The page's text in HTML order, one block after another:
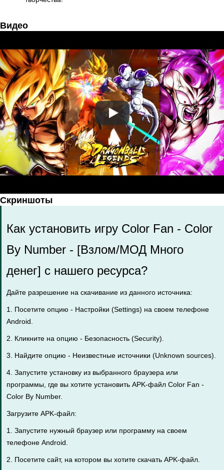
Видео
Скриншоты
Как установить игру Color Fan - Color
By Number - [Взлом/МОД Много
денег] с нашего ресурса?
Дайте разрешение на скачивание из данного источника:
1. Посетите опцию - Настройки (Settings) на своем телефоне
Android.
2. Кликните на опцию - Безопасность (Security).
3. Найдите опцию - Неизвестные источники (Unknown sources).
4. Запустите установку из выбранного браузера или
программы, где вы хотите установить APK-файл Color Fan -
Color By Number.
Загрузите APK-файл:
1. Запустите нужный браузер или программу на своем
телефоне Android.
2. Посетите сайт, на котором вы хотите скачать APK-файл.